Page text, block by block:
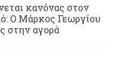
κανόνας στον
Ο Μάρκος Γεωργίου
στην αγορά